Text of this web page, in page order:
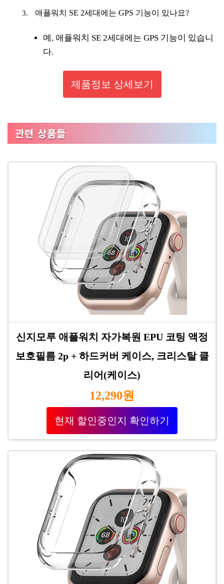
애플워치 SE 2세대에는 GPS 기능이 있나요?
예, 애플워치 SE 2세대에는 GPS 기능이 있습니
다.
제품정보 상세보기
관련 상품들
신지모루 애플워치 자가복원 EPU 코팅 액정
보호필름 2p + 하드커버 케이스, 크리스탈 클
리어(케이스)
12,290원
현재 할인중인지 확인하기